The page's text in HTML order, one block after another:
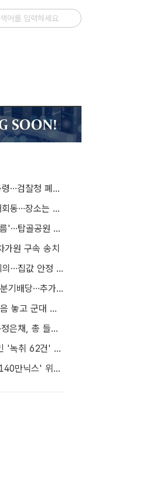
검사는 조언만 하라는 대통령…검찰청 폐지 앞둔 합수본 '딜레마'
구광모·젠슨 황, 다음 주 재회동…장소는 실리콘밸리
폭염도 못 꺾는 '타는 목마름'…탑골공원 아리수 냉장고 가보니
원 구속 송치
李, 나흘 만에 또 부동산 회의…집값 안정 승부처 '공급' 점검
SK하이닉스, 주당 375원 분기배당…추가 주주환원 예고
고 채상병 어머니 "누가 마음 놓고 군대 보내겠나"…임성근 징역 3년에 분통
[TF프리즘] 김혜준·공효진·정은채, 총 들고 액션 한판
[강일홍의 오늘연예] 황정민 '녹취 62건' 속 의문, "왜 이렇게까지"
170만원 찍고 이틀 만에 '140만닉스' 위태…SK하이닉스 4%대 급락